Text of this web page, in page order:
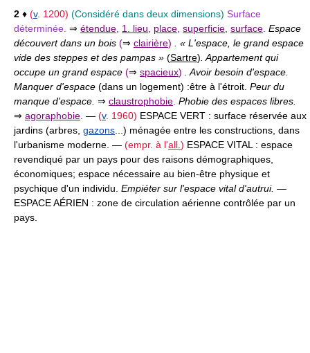
2 ♦ (v. 1200) (Considéré dans deux dimensions) Surface
déterminée. ⇒ étendue 1. lieu place superficie surface Espace
découvert dans un bois (⇒ clairière) . « L'espace, le grand espace
vide des steppes et des pampas » (Sartre) . Appartement qui
occupe un grand espace (⇒ spacieux) . Avoir besoin d'espace.
Manquer d'espace (dans un logement) :être à l'étroit. Peur du
manque d'espace. ⇒ claustrophobie Phobie des espaces libres.
⇒ agoraphobie — (v. 1960) ESPACE VERT : surface réservée aux
jardins (arbres, gazons ...) ménagée entre les constructions, dans
l'urbanisme moderne. — (empr. à l'all. ) ESPACE VITAL : espace
revendiqué par un pays pour des raisons démographiques,
économiques; espace nécessaire au bien-être physique et
psychique d'un individu. Empiéter sur l'espace vital d'autrui. —
ESPACE AÉRIEN : zone de circulation aérienne contrôlée par un
pays.